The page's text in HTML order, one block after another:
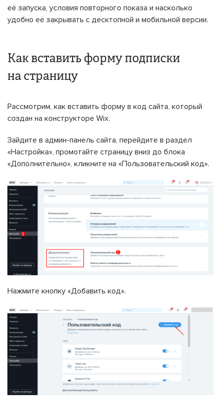
её запуска, условия повторного показа и насколько
удобно её закрывать с десктопной и мобильной версии.
Как вставить форму подписки
на страницу
Рассмотрим, как вставить форму в код сайта, который
создан на конструкторе Wix.
Зайдите в админ-панель сайта, перейдите в раздел
«Настройка», промотайте страницу вниз до блока
«Дополнительно», кликните на «Пользовательский код».
Нажмите кнопку «Добавить код».